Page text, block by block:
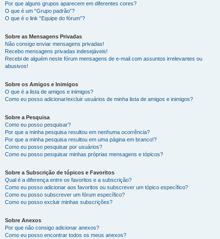
Por que alguns grupos aparecem em diferentes cores?
O que é um “Grupo padrão”?
O que é o link “Equipe do fórum”?
Sobre as Mensagens Privadas
Não consigo enviar mensagens privadas!
Recebo mensagens privadas indesejáveis!
Recebi de alguém neste fórum mensagens de e-mail com assuntos irrelevantes ou
abusivos!
Sobre os Amigos e Inimigos
O que é a lista de amigos e inimigos?
Como eu posso adicionar/excluir usuários de minha lista de amigos e inimigos?
Sobre a Pesquisa
Como eu posso pesquisar?
Por que a minha pesquisa resultou em nenhuma ocorrência?
Por que a minha pesquisa resultou em uma página em branco!?
Como eu posso pesquisar por usuários?
Como eu posso pesquisar minhas próprias mensagens e tópicos?
Sobre a Subscrição de tópicos e Favoritos
Qual é a diferença entre os favoritos e a subscrição?
Como eu posso adicionar aos favoritos ou subscrever um tópico específico?
Como eu posso subscrever um fórum específico?
Como eu posso excluir minhas subscrições?
Sobre Anexos
Por que não consigo adicionar anexos?
Como eu posso encontrar todos os meus anexos?